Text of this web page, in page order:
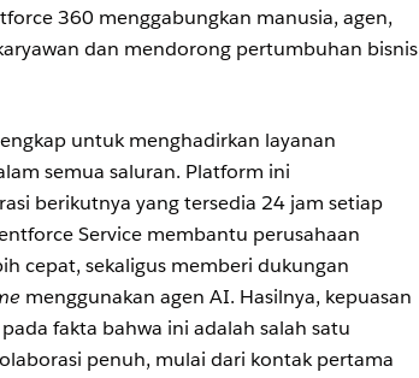
360 menggabungkan manusia, agen,
dan mendorong pertumbuhan bisnis
untuk menghadirkan layanan
semua saluran. Platform ini
berikutnya yang tersedia 24 jam setiap
Service membantu perusahaan
cepat, sekaligus memberi dukungan
menggunakan agen AI. Hasilnya, kepuasan
fakta bahwa ini adalah salah satu
penuh, mulai dari kontak pertama